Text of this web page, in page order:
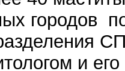
городов
и